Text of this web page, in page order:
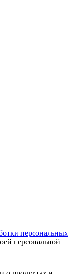
персональных
персональной